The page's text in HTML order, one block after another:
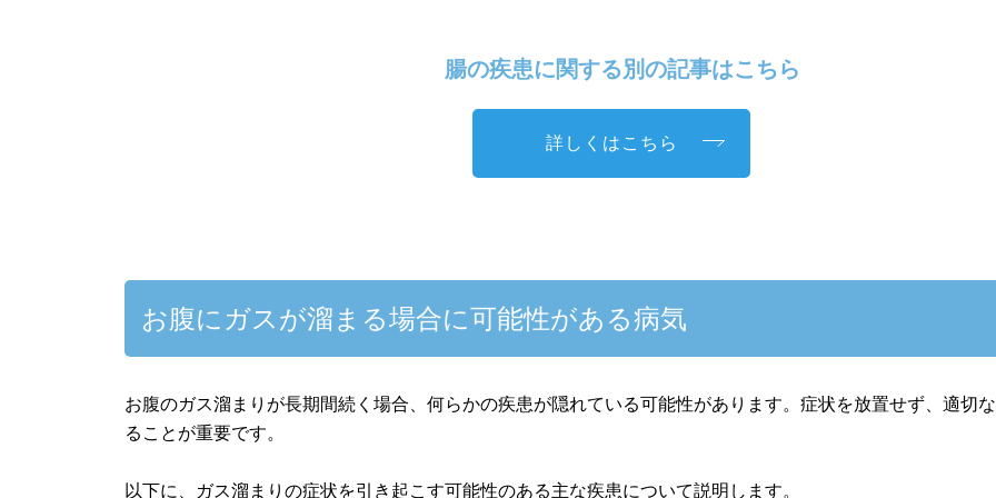
腸の疾患に関する別の記事はこちら
詳しくはこちら
お腹にガスが溜まる場合に可能性がある病気
お腹のガス溜まりが長期間続く場合、何らかの疾患が隠れている可能性があります。症状を放置せず、適切
ることが重要です。
以下に、ガス溜まりの症状を引き起こす可能性のある主な疾患について説明します。